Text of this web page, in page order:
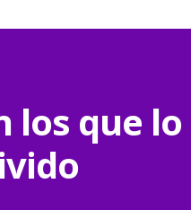
los que lo